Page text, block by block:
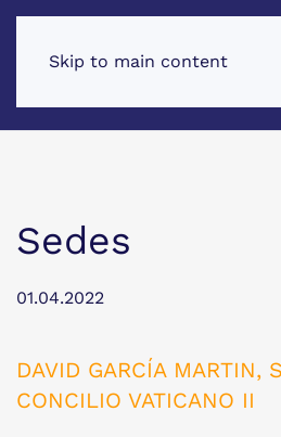
Skip to main content
Sedes
01.04.2022
DAVID GARCÍA MARTIN,
CONCILIO VATICANO II